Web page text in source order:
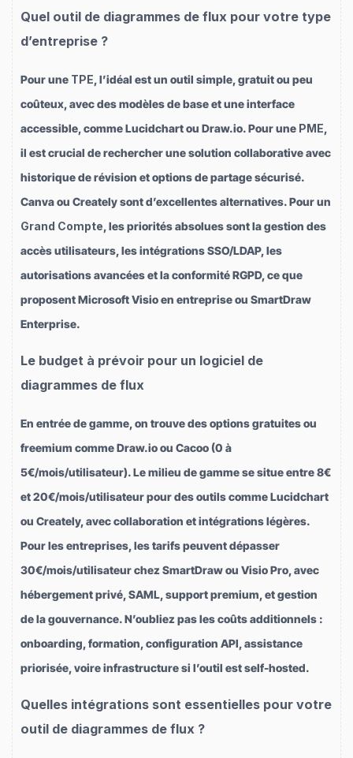
Quel outil de diagrammes de flux pour votre type
d’entreprise ?
Pour une TPE, l’idéal est un outil simple, gratuit ou peu
coûteux, avec des modèles de base et une interface
accessible, comme Lucidchart ou Draw.io. Pour une PME,
il est crucial de rechercher une solution collaborative avec
historique de révision et options de partage sécurisé.
Canva ou Creately sont d’excellentes alternatives. Pour un
Grand Compte, les priorités absolues sont la gestion des
accès utilisateurs, les intégrations SSO/LDAP, les
autorisations avancées et la conformité RGPD, ce que
proposent Microsoft Visio en entreprise ou SmartDraw
Enterprise.
Le budget à prévoir pour un logiciel de
diagrammes de flux
En entrée de gamme, on trouve des options gratuites ou
freemium comme Draw.io ou Cacoo (0 à
5€/mois/utilisateur). Le milieu de gamme se situe entre 8€
et 20€/mois/utilisateur pour des outils comme Lucidchart
ou Creately, avec collaboration et intégrations légères.
Pour les entreprises, les tarifs peuvent dépasser
30€/mois/utilisateur chez SmartDraw ou Visio Pro, avec
hébergement privé, SAML, support premium, et gestion
de la gouvernance. N’oubliez pas les coûts additionnels :
onboarding, formation, configuration API, assistance
priorisée, voire infrastructure si l’outil est self-hosted.
Quelles intégrations sont essentielles pour votre
outil de diagrammes de flux ?